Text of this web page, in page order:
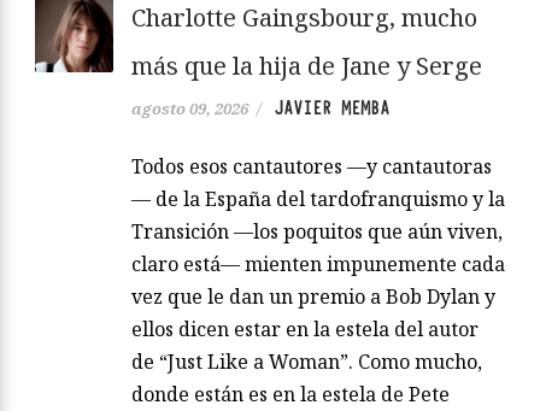
Charlotte Gaingsbourg, mucho
más que la hija de Jane y Serge
agosto 09, 2026 / JAVIER MEMBA
Todos esos cantautores —y cantautoras
— de la España del tardofranquismo y la
Transición —los poquitos que aún viven,
claro está— mienten impunemente cada
vez que le dan un premio a Bob Dylan y
ellos dicen estar en la estela del autor
de “Just Like a Woman”. Como mucho,
donde están es en la estela de Pete